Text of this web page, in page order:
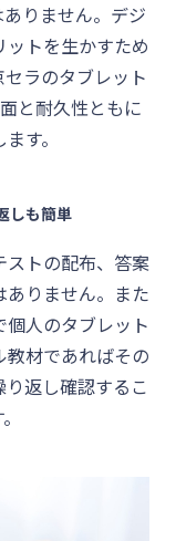
りません。デジ
トを生かすため
ラのタブレット
と耐久性ともに
す。
しも簡単
ストの配布、答案
りません。また
人のタブレット
材であればその
返し確認するこ